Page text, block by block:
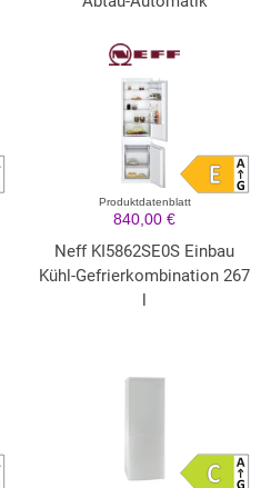
Produktdatenblatt
840,00 €
Neff KI5862SE0S Einbau
Kühl-Gefrierkombination 267
l